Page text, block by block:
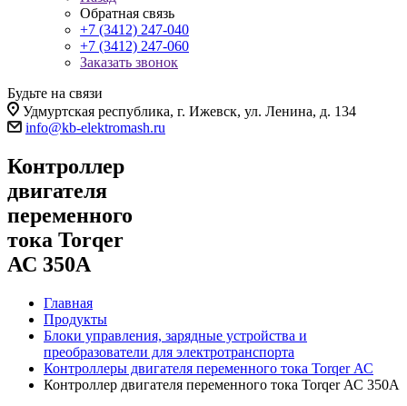
Обратная связь
+7 (3412) 247-040
+7 (3412) 247-060
Заказать звонок
Будьте на связи
Удмуртская республика, г. Ижевск, ул. Ленина, д. 134
info@kb-elektromash.ru
Контроллер
двигателя
переменного
тока Torqer
АС 350А
Главная
Продукты
Блоки управления, зарядные устройства и
преобразователи для электротранспорта
Контроллеры двигателя переменного тока Torqer АС
Контроллер двигателя переменного тока Torqer АС 350А